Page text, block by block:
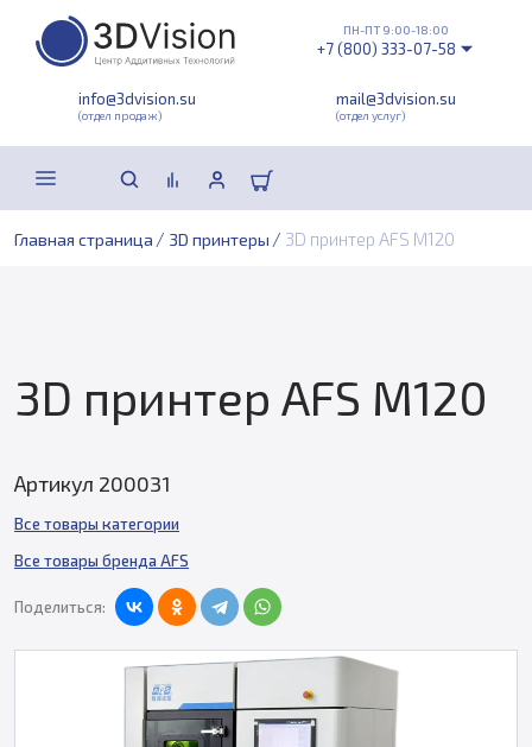
info@3dvision.su
(отдел продаж)
mail@3dvision.su
(отдел услуг)
ПН-ПТ 9:00-18:00
+7 (800) 333-07-58
Главная страница / 3D принтеры / 3D принтер AFS M120
3D принтер AFS M120
Артикул 200031
Все товары категории
Все товары бренда AFS
Поделиться: